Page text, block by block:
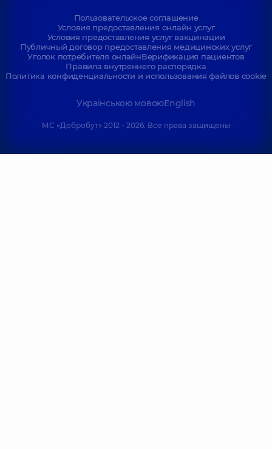
Пользовательское соглашение
Условия предоставления онлайн услуг
Условия предоставления услуг вакцинации
Публичный договор предоставления медицинских услуг
Уголок потребителя онлайнВерификация пациентов
Правила внутреннего распорядка
Политика конфиденциальности и использования файлов cookie
Українською мовоюEnglish
МС «Добробут» 2012 - 2026. Все права защищены